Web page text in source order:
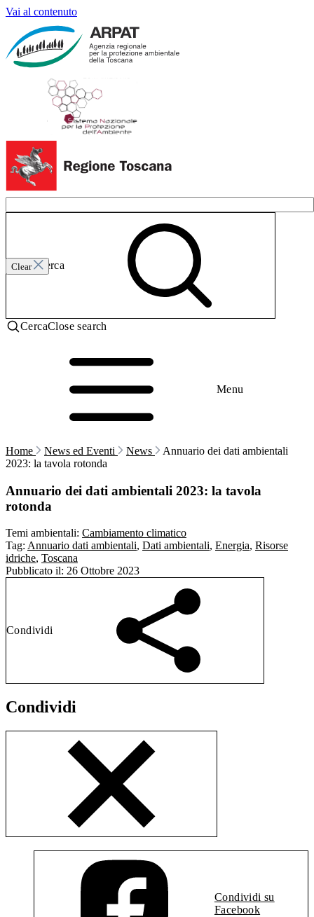
Vai al contenuto
Clear
Invia ricerca
CercaClose search
Menu
Home News ed Eventi News
Annuario dei dati ambientali
2023: la tavola rotonda
Annuario dei dati ambientali 2023: la tavola
rotonda
Temi ambientali: Cambiamento climatico
Tag: Annuario dati ambientali, Dati ambientali, Energia, Risorse
idriche, Toscana
Pubblicato il: 26 Ottobre 2023
Condividi
Condividi
Condividi su
Facebook